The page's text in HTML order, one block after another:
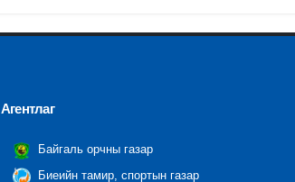
Агентлаг
Байгаль орчны газар
Биеийн тамир, спортын газар